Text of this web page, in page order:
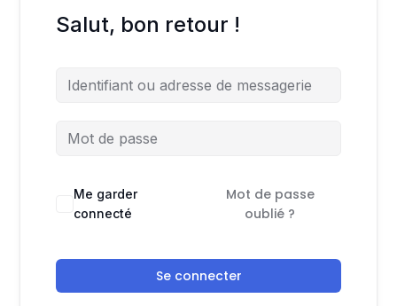
Salut, bon retour !
Me garder
connecté
Mot de passe
oublié ?
Se connecter